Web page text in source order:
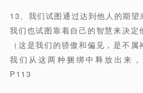
13、我们试图通过达到他人的期望
我们也试图靠着自己的智慧来决定
（这是我们的骄傲和偏见，是不
我们从这两种捆绑中释放出来，
P113